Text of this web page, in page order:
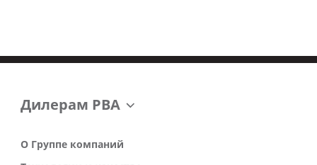
Дилерам РВА
О Группе компаний